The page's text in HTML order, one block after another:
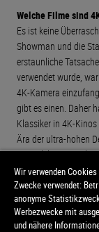
Welche Filme sind
Es ist keine
Showman und die
erstaunliche
verwendet wurde,
4K-Kamera
gibt es einen. Daher
Klassiker in 4K-
Ära der ultra-hohen
Kinoerlebnisse nicht
jemals geliebt
Wir verwenden
Zwecke verwendet:
anonyme
Werbezwecke mit
und nähere